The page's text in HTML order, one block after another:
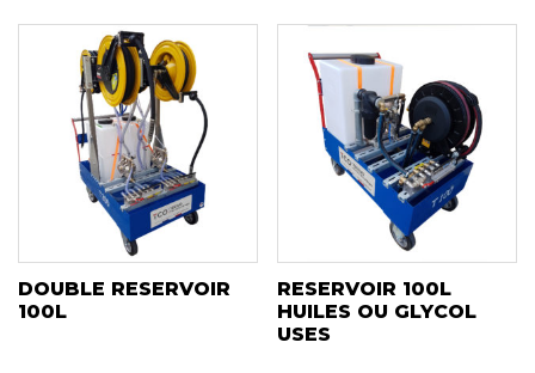
DOUBLE RESERVOIR
100L
RESERVOIR 100L
HUILES OU GLYCOL
USES